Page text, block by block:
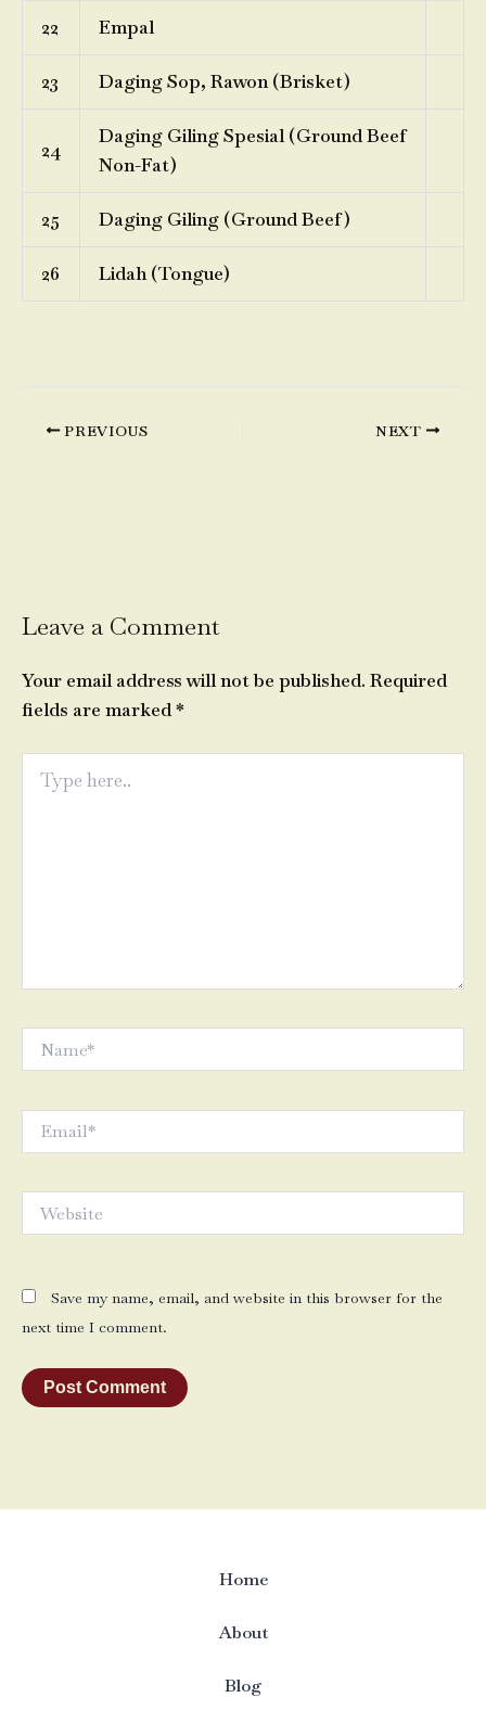
22 Empal
23 Daging Sop, Rawon (Brisket)
24
Daging Giling Spesial (Ground Beef
Non-Fat)
25 Daging Giling (Ground Beef)
26 Lidah (Tongue)
PREVIOUS NEXT
Leave a Comment
Your email address will not be published. Required
fields are marked*
here..
Save my name, email, and website in this browser for the
next time I comment.
Home
About
Blog